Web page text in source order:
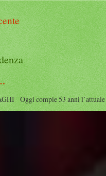
Oggi compie 53 anni l’attuale